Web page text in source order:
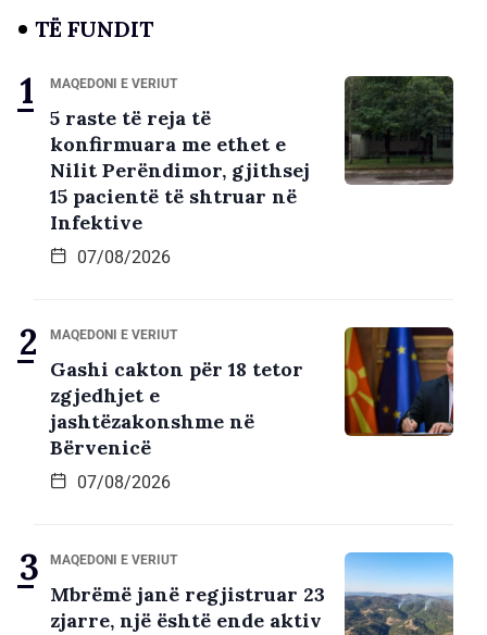
TË FUNDIT
MAQEDONI E VERIUT
5 raste të reja të
konfirmuara me ethet e
Nilit Perëndimor, gjithsej
15 pacientë të shtruar në
Infektive
07/08/2026
MAQEDONI E VERIUT
Gashi cakton për 18 tetor
zgjedhjet e
jashtëzakonshme në
Bërvenicë
07/08/2026
MAQEDONI E VERIUT
Mbrëmë janë regjistruar 23
zjarre, një është ende aktiv